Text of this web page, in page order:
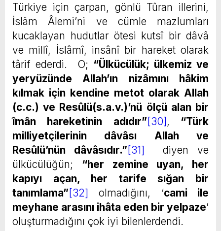
Türkiye için çarpan, gönlü Tûran illerini,
İslâm Âlemi’ni ve cümle mazlumları
kucaklayan hudutlar ötesi kutsî bir dâvâ
ve millî, İslâmî, insânî bir hareket olarak
târif ederdi. O; “Ülkücülük; ülkemiz ve
yeryüzünde Allah’ın nizâmını hâkim
kılmak için kendine metot olarak Allah
(c.c.) ve Resûlü(s.a.v.)’nü ölçü alan bir
îmân hareketinin adıdır” [30] , “Türk
milliyetçilerinin dâvâsı Allah ve
Resûlü’nün dâvâsıdır.” [31] diyen ve
ülkücülüğün; “her zemine uyan, her
kapıyı açan, her tarife sığan bir
tanımlama” [32] olmadığını, ‘cami ile
meyhane arasını ihâta eden bir yelpaze’
oluşturmadığını çok iyi bilenlerdendi.